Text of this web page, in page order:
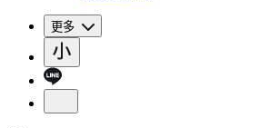
更多